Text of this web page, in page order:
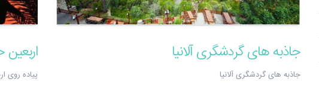
جاذبه های گردشگری آلانیا
جاذبه های گردشگری آلانیا پیاده روی